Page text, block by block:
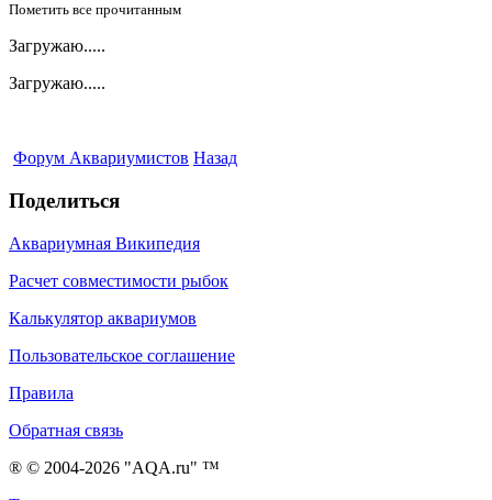
Пометить все прочитанным
Загружаю.....
Загружаю.....
Форум Аквариумистов Назад
Поделиться
Аквариумная Википедия
Расчет совместимости рыбок
Калькулятор аквариумов
Пользовательское соглашение
Правила
Обратная связь
® © 2004-2026 "AQA.ru" ™